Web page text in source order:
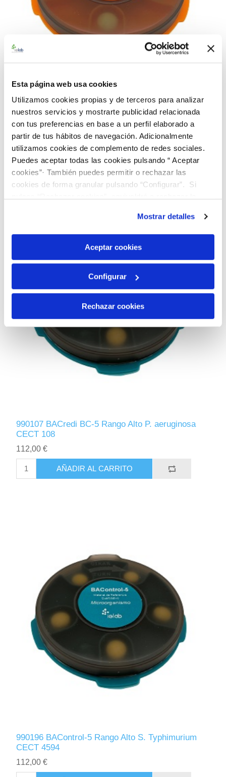
Esta página web usa cookies
Utilizamos cookies propias y de terceros para analizar
nuestros servicios y mostrarte publicidad relacionada
con tus preferencias en base a un perfil elaborado a
partir de tus hábitos de navegación. Adicionalmente
utilizamos cookies de complemento de redes sociales.
Puedes aceptar todas las cookies pulsando “ Aceptar
cookies”· También puedes permitir o rechazar las
cookies de forma granular pulsando “Configurar”. Si
son indispensables para que el sitio web funcione y que
por tanto no se pueden desactivar. Puedes consultar
más información en nuestraPolítica de Cookies
Mostrar detalles
Aceptar cookies
Configurar
Rechazar cookies
992671 BACuali Rango Alto Proteus mirabilis
CECT 4168
91,00 €
AÑADIR AL CARRITO
990107 BACredi BC-5 Rango Alto P. aeruginosa
CECT 108
112,00 €
AÑADIR AL CARRITO
990196 BAControl-5 Rango Alto S. Typhimurium
CECT 4594
112,00 €